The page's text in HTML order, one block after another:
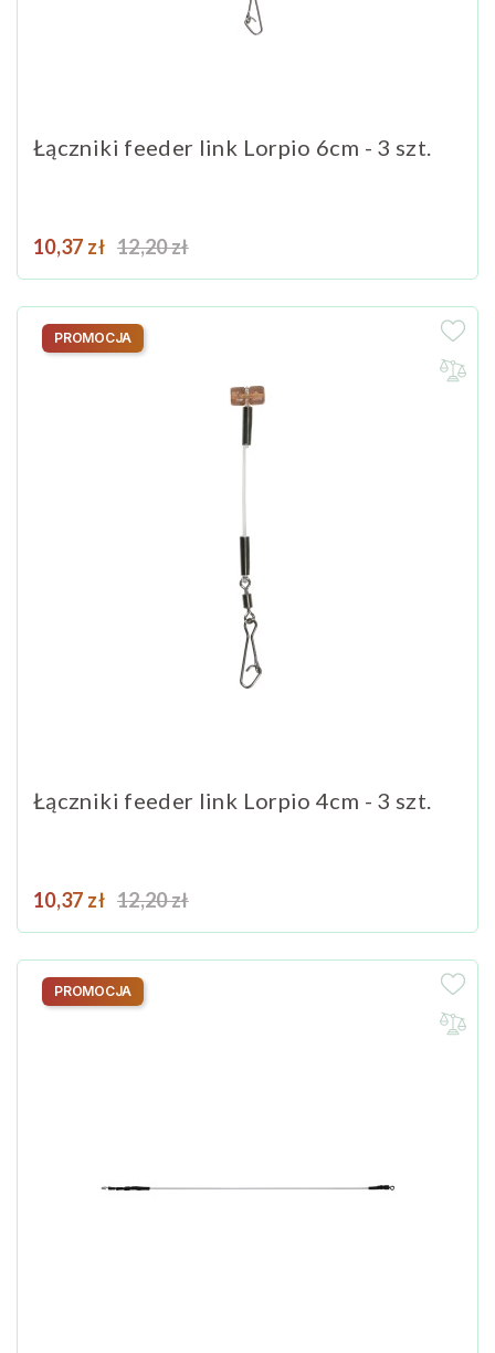
Łączniki feeder link Lorpio 6cm - 3 szt.
Cena
10,37 zł Cena podstawowa
12,20 zł
Łączniki feeder link Lorpio 4cm - 3 szt.
Cena
10,37 zł Cena podstawowa
12,20 zł
PROMOCJA
PROMOCJA